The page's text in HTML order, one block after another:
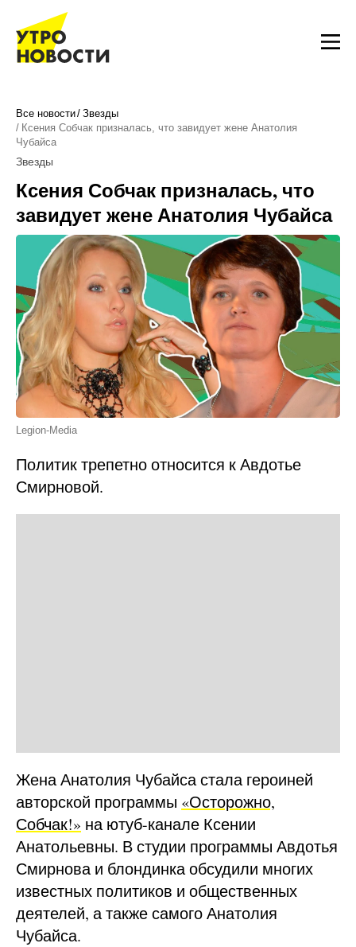
Все новости Звезды
Ксения Собчак призналась, что завидует жене Анатолия
Чубайса
Звезды
Ксения Собчак призналась, что
завидует жене Анатолия Чубайса
Legion-Media
Политик трепетно относится к Авдотье
Смирновой.
Жена Анатолия Чубайса стала героиней
авторской программы «Осторожно,
Собчак!» на ютуб-канале Ксении
Анатольевны. В студии программы Авдотья
Смирнова и блондинка обсудили многих
известных политиков и общественных
деятелей, а также самого Анатолия
Чубайса.